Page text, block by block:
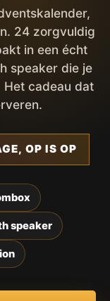
24 zorgvuldig
in een écht
speaker die je
Het cadeau dat
OP IS OP
speaker